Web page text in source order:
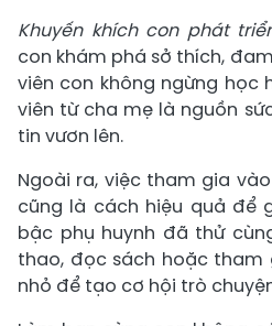
Khuyến khích con phát
con khám phá sở thích,
viên con không ngừng học
viên từ cha mẹ là nguồn
tin vươn lên.
Ngoài ra, việc tham gia
cũng là cách hiệu quả để
bậc phụ huynh đã thử
thao, đọc sách hoặc tham
nhỏ để tạo cơ hội trò